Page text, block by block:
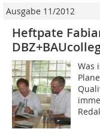
Ausgabe 11/2012
Heftpate
Was